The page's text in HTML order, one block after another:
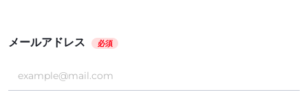
メールアドレス 必須